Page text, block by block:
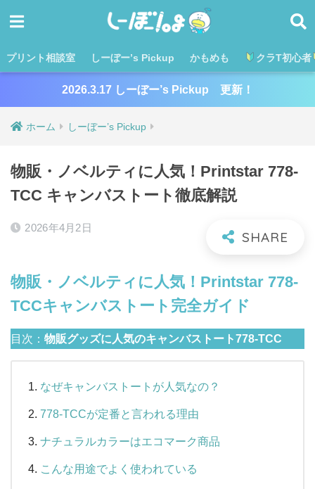
プリント相談室 しーぼー’s Pickup かもめも クラT初心者
2026.3.17 しーぼー’s Pickup 更新！
ホーム しーぼー’s Pickup
物販・ノベルティに人気！Printstar 778-
TCC キャンバストート徹底解説
2026年4月2日
物販・ノベルティに人気！Printstar 778-
TCCキャンバストート完全ガイド
目次： 物販グッズに人気のキャンバストート778-TCC
なぜキャンバストートが人気なの？
778-TCCが定番と言われる理由
ナチュラルカラーはエコマーク商品
こんな用途でよく使われている